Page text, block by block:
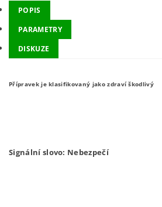
POPIS
PARAMETRY
DISKUZE
Přípravek je klasifikovaný jako zdraví škodlivý
Signální slovo: